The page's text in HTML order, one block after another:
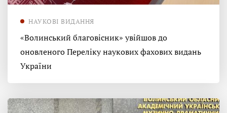
НАУКОВІ ВИДАННЯ
«Волинський благовісник» увійшов до
оновленого Переліку наукових фахових видань
України